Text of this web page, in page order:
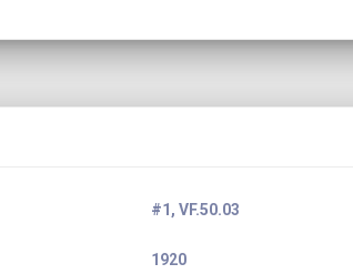
#1, VF.50.03
1920